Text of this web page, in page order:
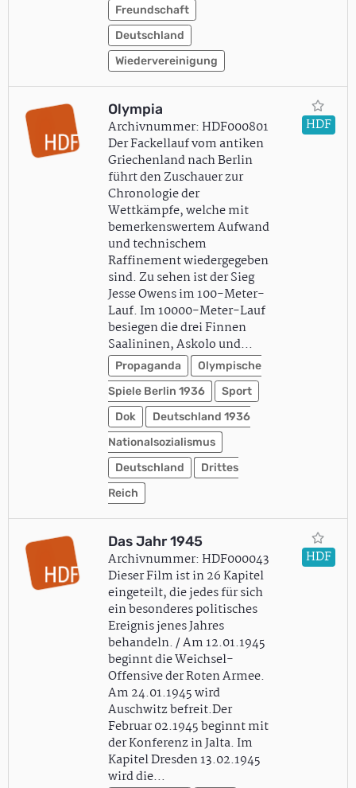
Freundschaft
Deutschland
Wiedervereinigung
Olympia
Archivnummer: HDF000801
Der Fackellauf vom antiken
Griechenland nach Berlin
führt den Zuschauer zur
Chronologie der
Wettkämpfe, welche mit
bemerkenswertem Aufwand
und technischem
Raffinement wiedergegeben
sind. Zu sehen ist der Sieg
Jesse Owens im 100-Meter-
Lauf. Im 10000-Meter-Lauf
besiegen die drei Finnen
Saalininen, Askolo und…
Propaganda
Olympische
Spiele Berlin 1936
Sport
Dok
Deutschland 1936
Nationalsozialismus
Deutschland
Drittes
Reich
HDF
Das Jahr 1945
Archivnummer: HDF000043
Dieser Film ist in 26 Kapitel
eingeteilt, die jedes für sich
ein besonderes politisches
Ereignis jenes Jahres
behandeln. / Am 12.01.1945
beginnt die Weichsel-
Offensive der Roten Armee.
Am 24.01.1945 wird
Auschwitz befreit.Der
Februar 02.1945 beginnt mit
der Konferenz in Jalta. Im
Kapitel Dresden 13.02.1945
wird die…
HDF